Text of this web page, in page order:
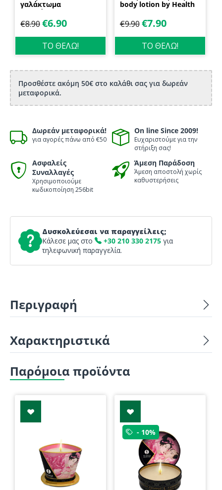
γαλάκτωμα
προσώπου και
σώματος 70ml
Biosanto
€8.90€6.90
ΤΟ ΘΕΛΩ!
body lotion by Health
€9.90 €7.90
ΤΟ ΘΕΛΩ!
Προσθέστε ακόμη 50€ στο καλάθι σας για δωρεάν
μεταφορικά.
Δωρεάν μεταφορικά!
για αγορές πάνω από €50
On line Since 2009!
Ευχαριστούμε για την
στήριξη σας!
Ασφαλείς
Συναλλαγές
Χρησιμοποιούμε
κωδικοποίηση 256bit
Άμεση Παράδοση
Άμεση αποστολή χωρίς
καθυστερήσεις
Δυσκολεύεσαι να παραγγείλεις;
Κάλεσε μας στο
+30 210 330 2175 για
τηλεφωνική παραγγελία.
Περιγραφή
Χαρακτηριστικά
Παρόμοια προϊόντα
- 10%